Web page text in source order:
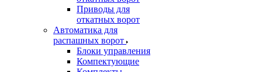
Приводы для
откатных ворот
Автоматика для
распашных ворот
Блоки управления
Компектующие